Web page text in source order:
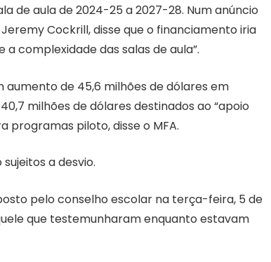
de aula de 2024-25 a 2027-28. Num anúncio
Cockrill, disse que o financiamento iria
complexidade das salas de aula”.
de 45,6 milhões de dólares em
milhões de dólares destinados ao “apoio
programas piloto, disse o MFA.
a desvio.
pelo conselho escolar na terça-feira, 5 de
que testemunharam enquanto estavam